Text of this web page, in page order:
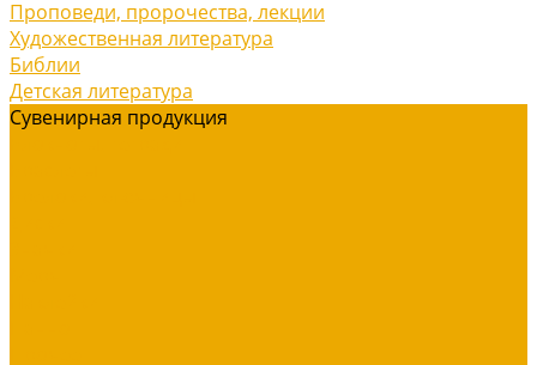
Проповеди, пророчества, лекции
Художественная литература
Библии
Детская литература
Сувенирная продукция